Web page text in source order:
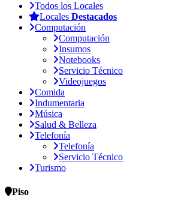
Todos los Locales
Locales Destacados
Computación
Computación
Insumos
Notebooks
Servicio Técnico
Videojuegos
Comida
Indumentaria
Música
Salud & Belleza
Telefonía
Telefonía
Servicio Técnico
Turismo
Piso